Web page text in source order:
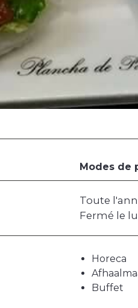
Modes de
Toute
Fermé le
Horeca
Buffet